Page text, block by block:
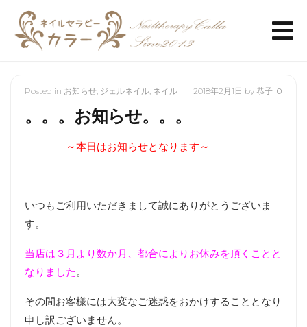
0
Posted in お知らせ ジェルネイル ネイル 2018年2月1日 by 恭子
。。。お知らせ。。。
～本日はお知らせとなります～
いつもご利用いただきまして誠にありがとうございま
す。
当店は３月より数か月、都合によりお休みを頂くことと
なりました 。
その間お客様には大変なご迷惑をおかけすることとなり
申し訳ございません。